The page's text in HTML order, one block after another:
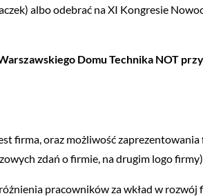
albo odebrać na XI Kongresie
Domu Technika NOT
firma, oraz możliwość
zdań o firmie, na drugim logo firmy).
pracowników za wkład w rozwój